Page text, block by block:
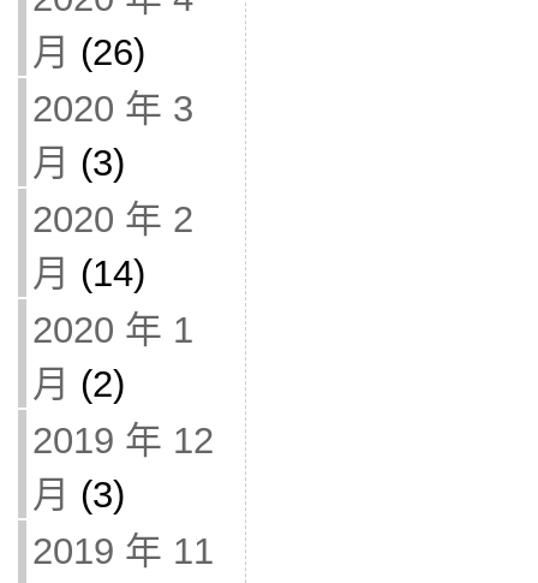
月 (26)
2020 年 3
月 (3)
2020 年 2
月 (14)
2020 年 1
月 (2)
2019 年 12
月 (3)
2019 年 11